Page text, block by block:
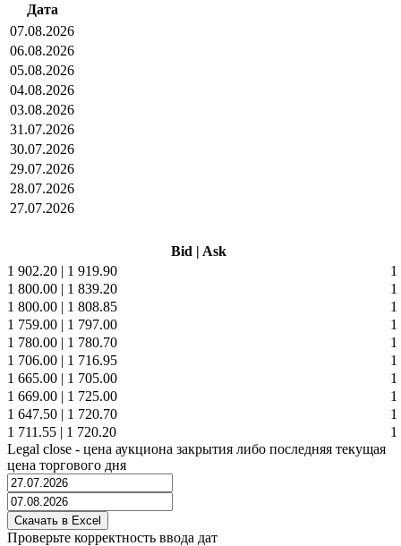
Дата
07.08.2026
06.08.2026
05.08.2026
04.08.2026
03.08.2026
31.07.2026
30.07.2026
29.07.2026
28.07.2026
27.07.2026
Bid | Ask
1 902.20 | 1 919.90
1
1 800.00 | 1 839.20
1
1 800.00 | 1 808.85
1
1 759.00 | 1 797.00
1
1 780.00 | 1 780.70
1
1 706.00 | 1 716.95
1
1 665.00 | 1 705.00
1
1 669.00 | 1 725.00
1
1 647.50 | 1 720.70
1
1 711.55 | 1 720.20
1
Legal close - цена аукциона закрытия либо последняя текущая
цена торгового дня
Проверьте корректность ввода дат